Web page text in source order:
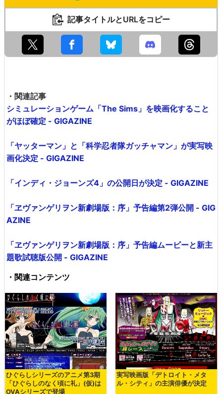
記事タイトルとURLをコピー
・関連記事
シミュレーションゲーム「The Sims」を映画化すること
がほぼ確定 - GIGAZINE
「ヤッターマン」と「科学忍者隊ガッチャマン」が実写映
画化決定 - GIGAZINE
「インディ・ジョーンズ4」の公開日が決定 - GIGAZINE
「ヱヴァンゲリヲン新劇場版：序」予告編第2弾公開 - GIG
AZINE
「ヱヴァンゲリヲン新劇場版：序」予告編ムービーと新主
題歌試聴版公開 - GIGAZINE
・関連コンテンツ
ひぐらしシリーズのアニメ第3期
「ひぐらしのなく頃に礼」(仮)は
OVAシリーズで登場
実写映画版「デトロイト・メタ
ル・シティ」の主演俳優が決定